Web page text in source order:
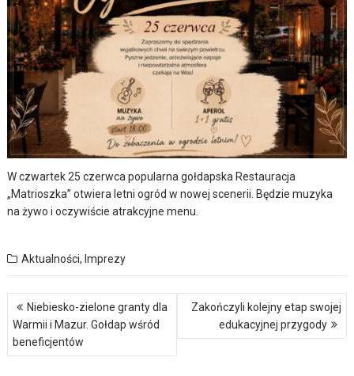
W czwartek 25 czerwca popularna gołdapska Restauracja
„Matrioszka” otwiera letni ogród w nowej scenerii. Będzie muzyka
na żywo i oczywiście atrakcyjne menu.
Aktualności, Imprezy
Nawigacja
wpisu
Niebiesko-zielone granty dla
Warmii i Mazur. Gołdap wśród
beneficjentów
Zakończyli kolejny etap swojej
edukacyjnej przygody